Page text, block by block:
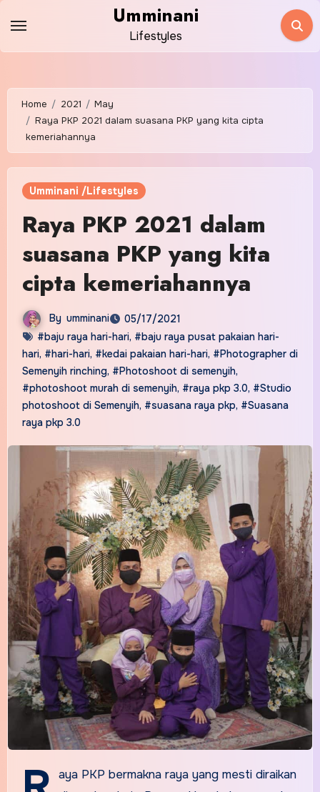
content
Umminani
Lifestyles
Home 2021
May
Raya PKP 2021 dalam suasana PKP yang kita cipta
kemeriahannya
Umminani /Lifestyles
Raya PKP 2021 dalam
suasana PKP yang kita
cipta kemeriahannya
By umminani
05/17/2021
#baju raya hari-hari, #baju raya pusat pakaian hari-
hari, #hari-hari, #kedai pakaian hari-hari, #Photographer di
Semenyih rinching, #Photoshoot di semenyih,
#photoshoot murah di semenyih, #raya pkp 3.0, #Studio
photoshoot di Semenyih, #suasana raya pkp, #Suasana
raya pkp 3.0
aya PKP bermakna raya yang mesti diraikan